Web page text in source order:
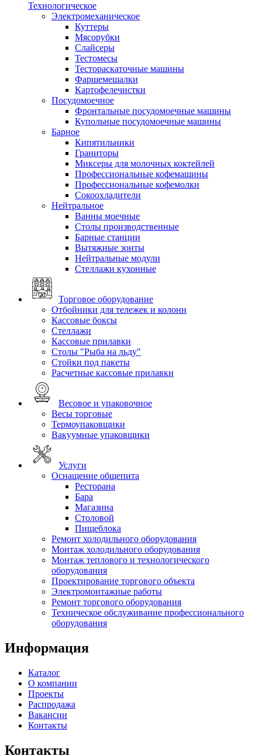
Технологическое
Электромеханическое
Куттеры
Мясорубки
Слайсеры
Тестомесы
Тестораскаточные машины
Фаршемешалки
Картофелечистки
Посудомоечное
Фронтальные посудомоечные машины
Купольные посудомоечные машины
Барное
Кипятильники
Граниторы
Миксеры для молочных коктейлей
Профессиональные кофемашины
Профессиональные кофемолки
Сокоохладители
Нейтральное
Ванны моечные
Столы производственные
Барные станции
Вытяжные зонты
Нейтральные модули
Стеллажи кухонные
Торговое оборудование
Отбойники для тележек и колонн
Кассовые боксы
Стеллажи
Кассовые прилавки
Столы "Рыба на льду"
Стойки под пакеты
Расчетные кассовые прилавки
Весовое и упаковочное
Весы торговые
Термоупаковщики
Вакуумные упаковщики
Услуги
Оснащение общепита
Ресторана
Бара
Магазина
Столовой
Пищеблока
Ремонт холодильного оборудования
Монтаж холодильного оборудования
Монтаж теплового и технологического
оборудования
Проектирование торгового объекта
Электромонтажные работы
Ремонт торгового оборудования
Техническое обслуживание профессионального
оборудования
Информация
Каталог
О компании
Проекты
Распродажа
Вакансии
Контакты
Контакты